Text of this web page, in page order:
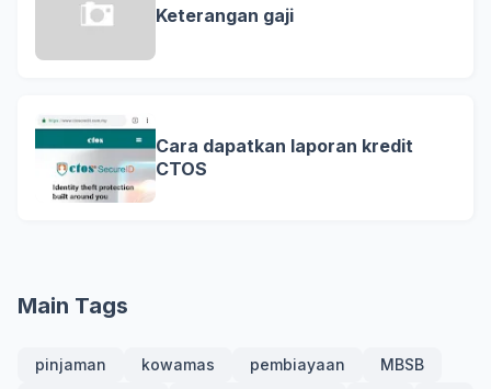
Keterangan gaji
Cara dapatkan laporan kredit
CTOS
Main Tags
pinjaman kowamas pembiayaan
MBSB